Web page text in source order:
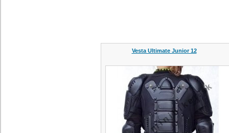
Vesta Ultimate Junior 12